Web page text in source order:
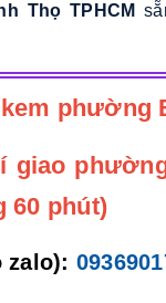
Thọ TPHCM
phường
giao
60 phút)
zalo):